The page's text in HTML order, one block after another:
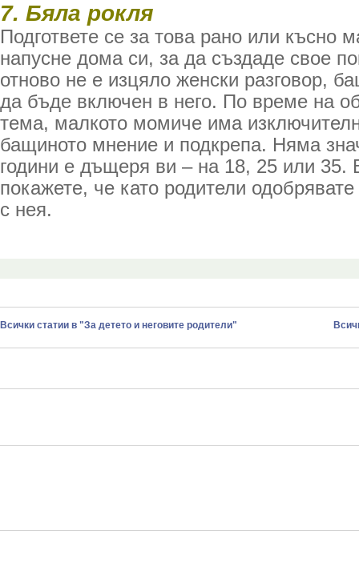
7. Бяла рокля
Подгответе се за това рано или късно
напусне дома си, за да създаде свое
отново не е изцяло женски разговор,
да бъде включен в него. По време на
тема, малкото момиче има
бащиното мнение и подкрепа. Няма
години е дъщеря ви – на 18, 25 или 35.
покажете, че като родители
с нея.
Всички статии в "За детето и неговите родители"